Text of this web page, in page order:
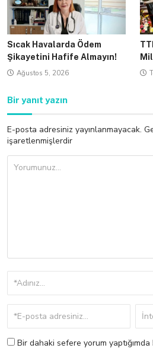
Sıcak Havalarda Ödem
Şikayetini Hafife Almayın!
Ağustos 5, 2026
Bir yanıt yazın
E-posta adresiniz yayınlanmayacak.
işaretlenmişlerdir
Bir dahaki sefere yorum yaptığımda